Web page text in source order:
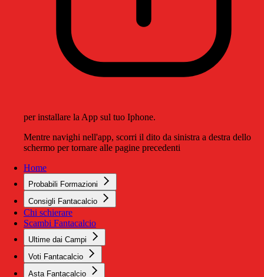
per installare la App sul tuo Iphone.
Mentre navighi nell'app, scorri il dito da sinistra a destra dello
schermo per tornare alle pagine precedenti
Home
Probabili Formazioni
Consigli Fantacalcio
Chi schierare
Scambi Fantacalcio
Ultime dai Campi
Voti Fantacalcio
Asta Fantacalcio